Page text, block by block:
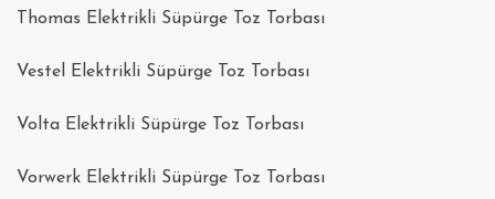
Thomas Elektrikli Süpürge Toz Torbası
Vestel Elektrikli Süpürge Toz Torbası
Volta Elektrikli Süpürge Toz Torbası
Vorwerk Elektrikli Süpürge Toz Torbası